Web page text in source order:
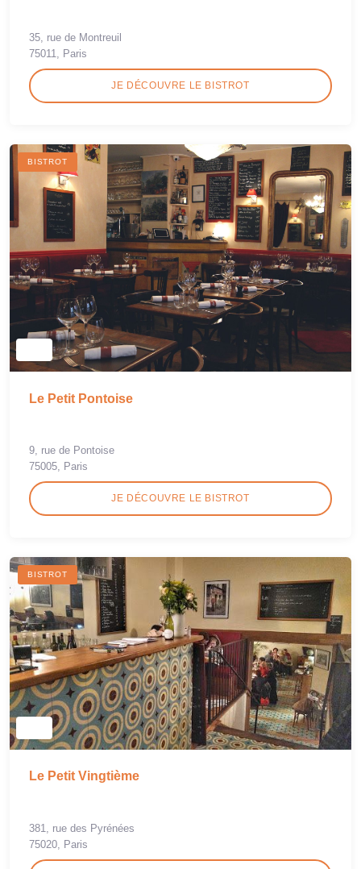
35, rue de Montreuil
75011, Paris
JE DÉCOUVRE LE BISTROT
BISTROT
Le Petit Pontoise
9, rue de Pontoise
75005, Paris
JE DÉCOUVRE LE BISTROT
BISTROT
Le Petit Vingtième
381, rue des Pyrénées
75020, Paris